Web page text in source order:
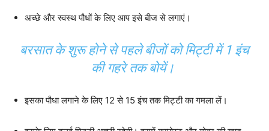
अच्छे और स्वस्थ पौधों के लिए आप इसे बीज से लगाएं।
बरसात के शुरू होने से पहले बीजों को मिट्टी में 1 इंच
की गहरे तक बोयें।
इसका पौधा लगाने के लिए 12 से 15 इंच तक मिट्टी का गमला लें।